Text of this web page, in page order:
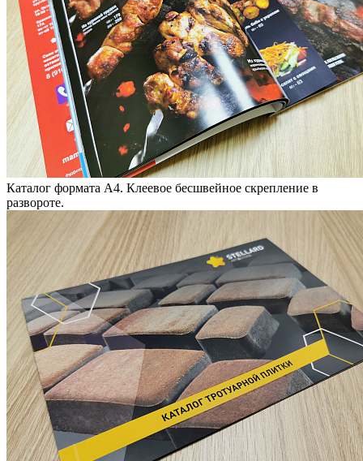
Каталог формата А4. Клеевое бесшвейное скрепление в
развороте.